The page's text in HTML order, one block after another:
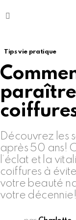
Tips vie pratique
paraître
Découvrez les
après 50 ans!
l’éclat et la
coiffures à
votre beauté
votre décennie!